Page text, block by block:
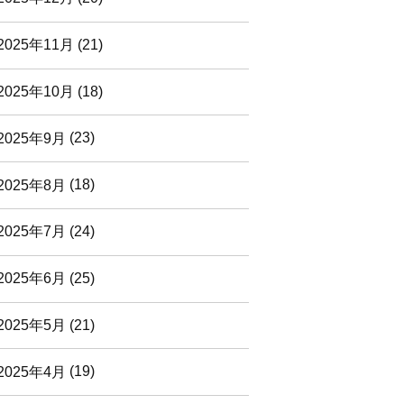
年11月 (21)
年10月 (18)
年9月 (23)
年8月 (18)
年7月 (24)
年6月 (25)
年5月 (21)
年4月 (19)